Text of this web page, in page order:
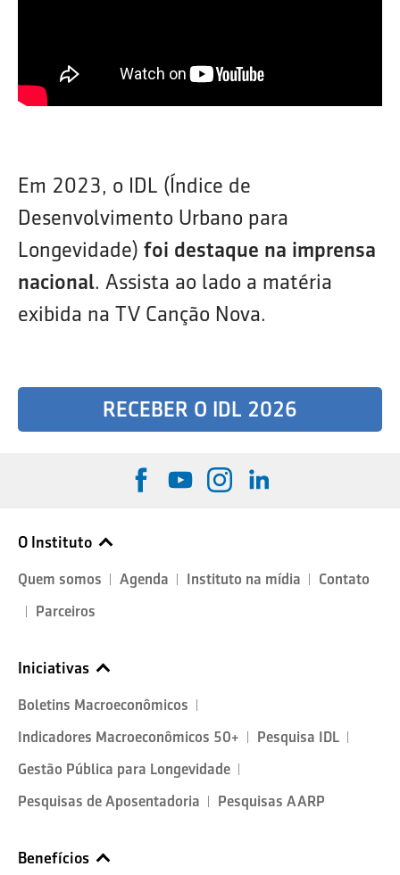
Em 2023, o IDL (Índice de
Desenvolvimento Urbano para
Longevidade) foi destaque na imprensa
nacional. Assista ao lado a matéria
exibida na TV Canção Nova.
RECEBER O IDL 2026
O Instituto
Quem somos Agenda Instituto na mídia
Contato
Parceiros
Iniciativas
Boletins Macroeconômicos
Indicadores Macroeconômicos 50+
Pesquisa IDL
Gestão Pública para Longevidade
Pesquisas de Aposentadoria
Pesquisas AARP
Benefícios